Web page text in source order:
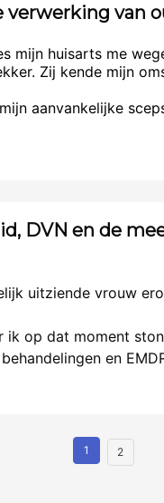
verwerking van
mijn huisarts me
Zij kende mijn
aanvankelijke
DVN en de
uitziende vrouw
ik op dat moment
en
1 2